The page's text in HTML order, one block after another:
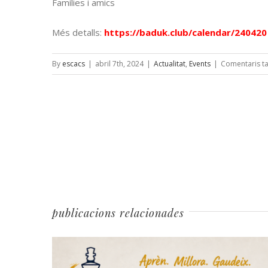
Més detalls: https://baduk.club/calendar/240420
By escacs | abril 7th, 2024 | Actualitat, Events | Comentaris
publicacions relacionades